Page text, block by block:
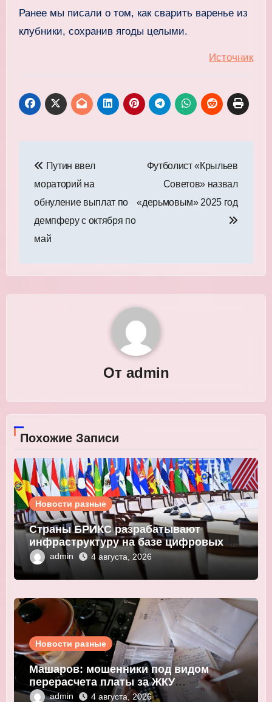
Ранее мы писали о том, как сварить варенье из
клубники, сохранив ягоды целыми.
Источник
по
записям
Путин ввел
мораторий на
обнуление выплат по
демпферу с октября по
май
Футболист «Крыльев
Советов» назвал
«дерьмовым» 2025 год
От admin
Похожие Записи
Новости разные
Страны БРИКС разрабатывают
инфраструктуру на базе цифровых
валют центробанков
admin 4 августа, 2026
Новости разные
Машаров: мошенники под видом
перерасчета платы за ЖКУ
выманивают персональные данные
admin 4 августа, 2026